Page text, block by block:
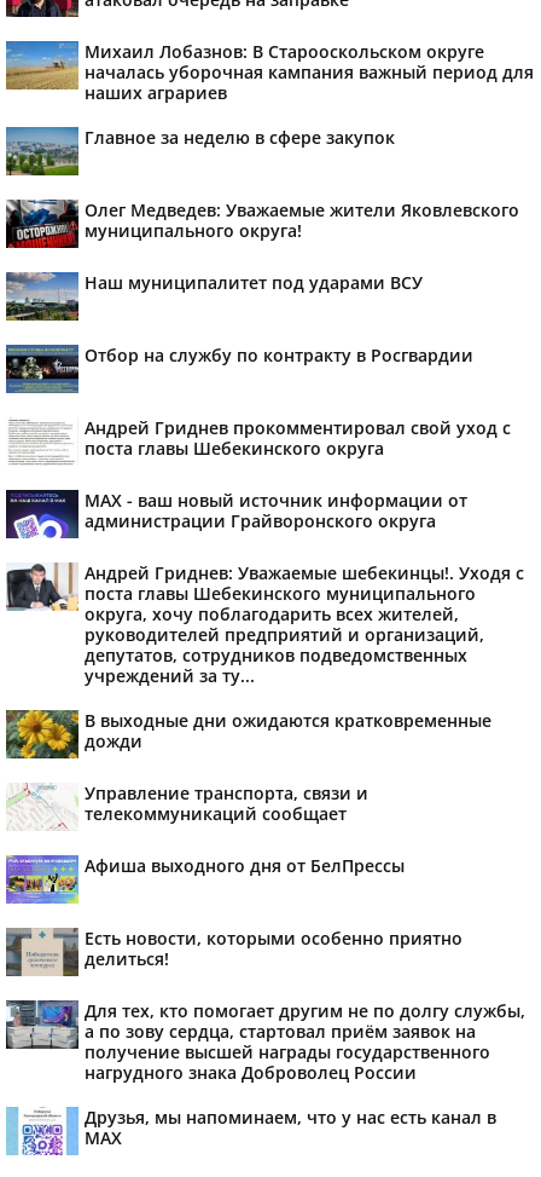
Михаил Лобазнов: В Старооскольском округе
началась уборочная кампания важный период для
наших аграриев
Главное за неделю в сфере закупок
Олег Медведев: Уважаемые жители Яковлевского
муниципального округа!
Наш муниципалитет под ударами ВСУ
Отбор на службу по контракту в Росгвардии
Андрей Гриднев прокомментировал свой уход с
поста главы Шебекинского округа
MAX - ваш новый источник информации от
администрации Грайворонского округа
Андрей Гриднев: Уважаемые шебекинцы!. Уходя с
поста главы Шебекинского муниципального
округа, хочу поблагодарить всех жителей,
руководителей предприятий и организаций,
депутатов, сотрудников подведомственных
учреждений за ту...
В выходные дни ожидаются кратковременные
дожди
Управление транспорта, связи и
телекоммуникаций сообщает
Афиша выходного дня от БелПрессы
Есть новости, которыми особенно приятно
делиться!
Для тех, кто помогает другим не по долгу службы,
а по зову сердца, стартовал приём заявок на
получение высшей награды государственного
нагрудного знака Доброволец России
Друзья, мы напоминаем, что у нас есть канал в
МАХ